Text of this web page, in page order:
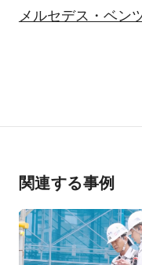
メルセデス・ベン
関連する事例